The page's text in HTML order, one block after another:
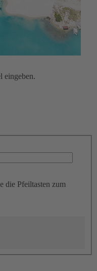
eingeben.
die Pfeiltasten zum